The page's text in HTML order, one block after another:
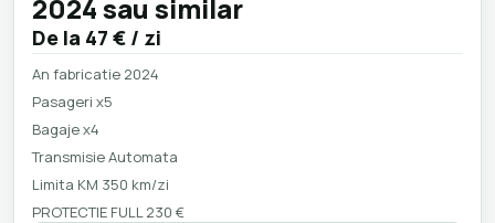
2024 sau similar
De la 47 € / zi
An fabricatie 2024
Pasageri x5
Bagaje x4
Transmisie Automata
Limita KM 350 km/zi
PROTECTIE FULL 230 €